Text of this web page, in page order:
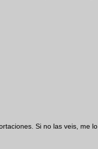
Si no las veis, me lo